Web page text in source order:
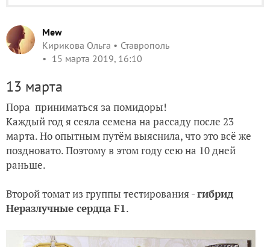
Mew
Кирикова Ольга
Ставрополь
15 марта 2019, 16:10
13 марта
Пора приниматься за помидоры!
Каждый год я сеяла семена на рассаду после 23
марта. Но опытным путём выяснила, что это всё же
поздновато. Поэтому в этом году сею на 10 дней
раньше.
Второй томат из группы тестирования -гибрид
Неразлучные сердца F1.